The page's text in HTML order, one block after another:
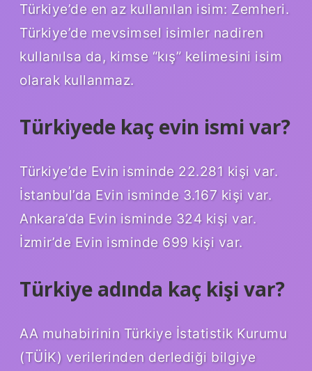
Türkiye’de en az kullanılan isim: Zemheri.
Türkiye’de mevsimsel isimler nadiren
kullanılsa da, kimse “kış” kelimesini isim
olarak kullanmaz.
Türkiyede kaç evin ismi var?
Türkiye’de Evin isminde 22.281 kişi var.
İstanbul’da Evin isminde 3.167 kişi var.
Ankara’da Evin isminde 324 kişi var.
İzmir’de Evin isminde 699 kişi var.
Türkiye adında kaç kişi var?
AA muhabirinin Türkiye İstatistik Kurumu
(TÜİK) verilerinden derlediği bilgiye